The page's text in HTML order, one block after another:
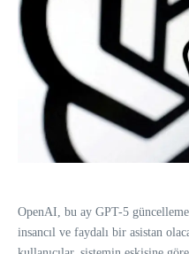
OpenAI, bu ay GPT-5
insancıl ve faydalı bir asistan